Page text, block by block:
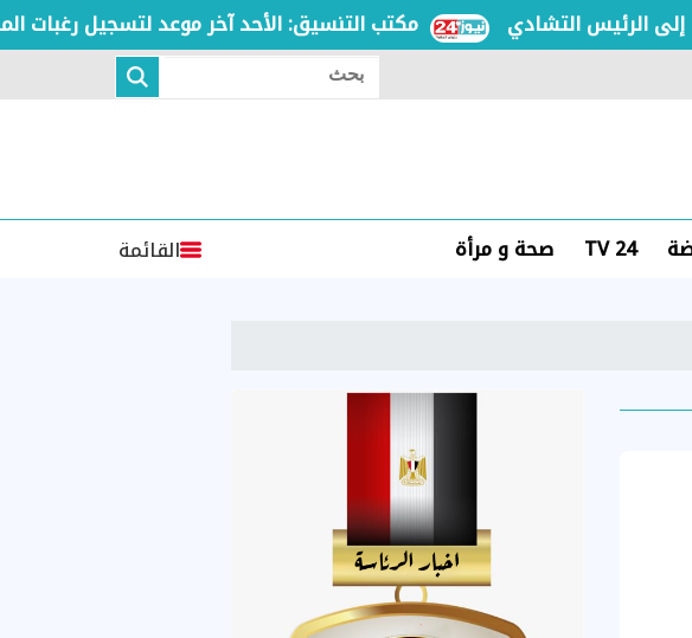
مكتب التنسيق: الأحد آخر موعد لتسجيل رغبات التشادي
rss
بحث
TV 24 صحة و مرأة القائمة